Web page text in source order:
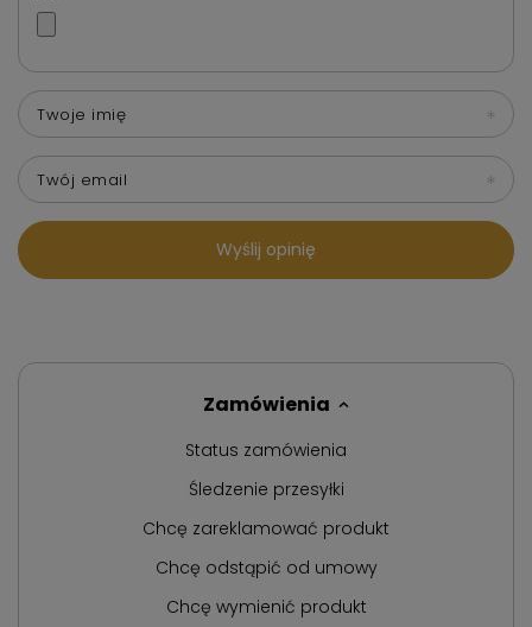
Twoje imię
Twój email
Wyślij opinię
Zamówienia
Status zamówienia
Śledzenie przesyłki
Chcę zareklamować produkt
Chcę odstąpić od umowy
Chcę wymienić produkt